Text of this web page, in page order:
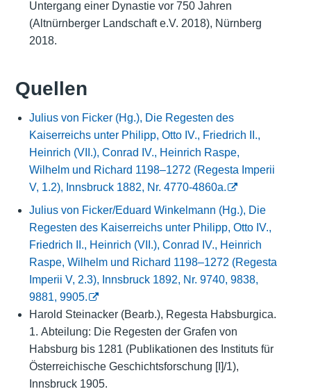
Untergang einer Dynastie vor 750 Jahren
(Altnürnberger Landschaft e.V. 2018), Nürnberg
2018.
Quellen
Julius von Ficker (Hg.), Die Regesten des
Kaiserreichs unter Philipp, Otto IV., Friedrich II.,
Heinrich (VII.), Conrad IV., Heinrich Raspe,
Wilhelm und Richard 1198–1272 (Regesta Imperii
V, 1.2), Innsbruck 1882, Nr. 4770-4860a.
Julius von Ficker/Eduard Winkelmann (Hg.), Die
Regesten des Kaiserreichs unter Philipp, Otto IV.,
Friedrich II., Heinrich (VII.), Conrad IV., Heinrich
Raspe, Wilhelm und Richard 1198–1272 (Regesta
Imperii V, 2.3), Innsbruck 1892, Nr. 9740, 9838,
9881, 9905.
Harold Steinacker (Bearb.), Regesta Habsburgica.
1. Abteilung: Die Regesten der Grafen von
Habsburg bis 1281 (Publikationen des Instituts für
Österreichische Geschichtsforschung [I]/1),
Innsbruck 1905.